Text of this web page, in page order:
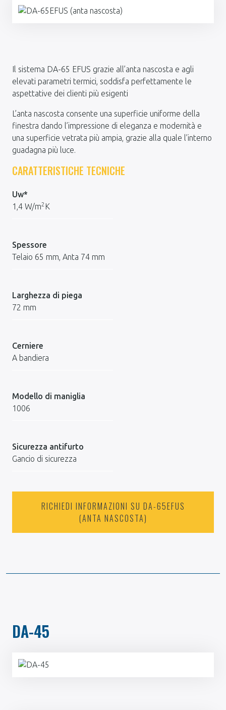
Il sistema DA-65 EFUS grazie all’anta nascosta e agli
elevati parametri termici, soddisfa perfettamente le
aspettative dei clienti più esigenti
L’anta nascosta consente una superficie uniforme della
finestra dando l’impressione di eleganza e modernità e
una superficie vetrata più ampia, grazie alla quale l’interno
guadagna più luce.
CARATTERISTICHE TECNICHE
Uw*
1,4 W/m2 K
Spessore
Telaio 65 mm, Anta 74 mm
Larghezza di piega
72 mm
Cerniere
A bandiera
Modello di maniglia
1006
Sicurezza antifurto
Gancio di sicurezza
RICHIEDI INFORMAZIONI SU DA-65EFUS
(ANTA NASCOSTA)
DA-45